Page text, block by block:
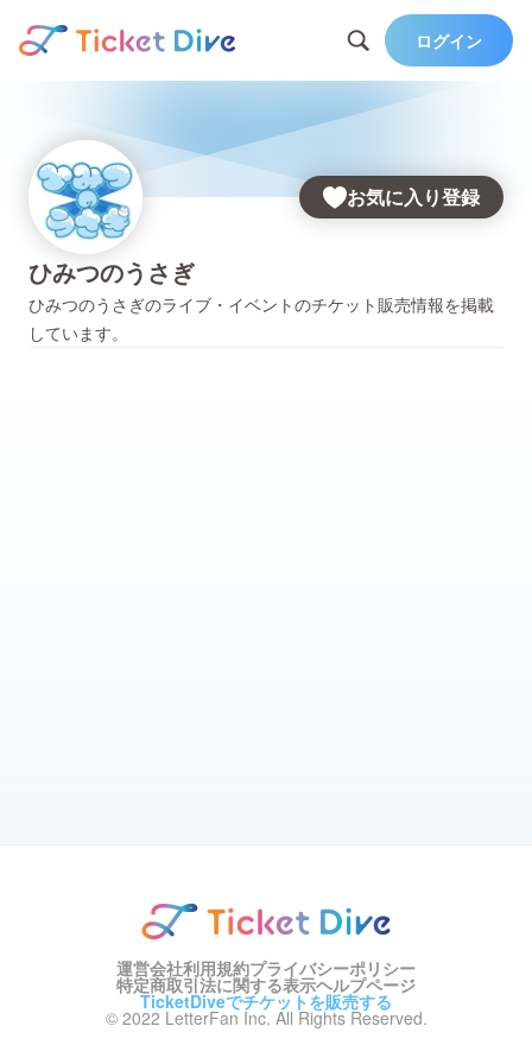
ログイン
お気に入り登録
ひみつのうさぎ
ひみつのうさぎのライブ・イベントのチケット販売情報を掲載
しています。
運営会社利用規約プライバシーポリシー
特定商取引法に関する表示ヘルプページ
TicketDiveでチケットを販売する
© 2022 LetterFan Inc. All Rights Reserved.